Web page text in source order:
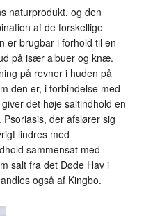
naturprodukt, og den
af de forskellige
er brugbar i forhold til en
på især albuer og knæ.
på revner i huden på
den er, i forbindelse med
det høje saltindhold en
der afslører sig
lindres med
sammensat med
salt fra det Døde Hav i
også af Kingbo.